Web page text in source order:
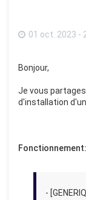
01 oct. 2023 -
Bonjour,
Je vous
d'installation d'un
Fonctionnement:
-